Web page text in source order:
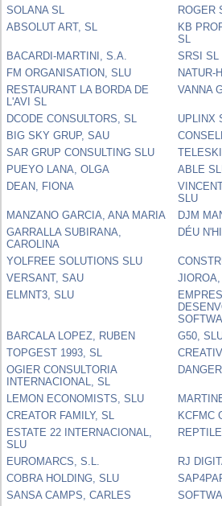
SOLANA SL
ROGER
ABSOLUT ART, SL
KB
SL
BACARDI-MARTINI, S.A.
SRSI SL
FM ORGANISATION, SLU
NATUR-
RESTAURANT LA BORDA DE
L'AVI SL
VANNA
DCODE CONSULTORS, SL
UPLINX
BIG SKY GRUP, SAU
SAR GRUP CONSULTING SLU
PUEYO LANA, OLGA
ABLE
DEAN, FIONA
SLU
MANZANO GARCIA, ANA MARIA
DJM
GARRALLA SUBIRANA,
CAROLINA
DÉU
YOLFREE SOLUTIONS SLU
VERSANT, SAU
ELMNT3, SLU
BARCALA LOPEZ, RUBEN
G50,
TOPGEST 1993, SL
OGIER CONSULTORIA
INTERNACIONAL, SL
LEMON ECONOMISTS, SLU
CREATOR FAMILY, SL
KCFMC
ESTATE 22 INTERNACIONAL,
SLU
EUROMARCS, S.L.
RJ
COBRA HOLDING, SLU
SANSA CAMPS, CARLES